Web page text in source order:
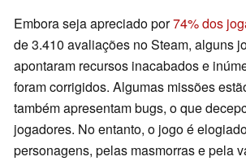
Embora seja apreciado por74% dos
de 3.410 avaliações no Steam, alguns
apontaram recursos inacabados e
foram corrigidos. Algumas missões
também apresentam bugs, o que
jogadores. No entanto, o jogo é
personagens, pelas masmorras e pela